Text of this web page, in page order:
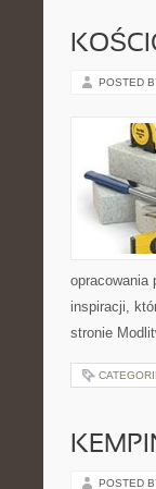
POSTED
opracowania
inspiracji,
stronie
POSTED